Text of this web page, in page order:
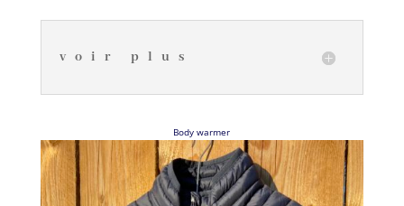
voir plus
Body warmer